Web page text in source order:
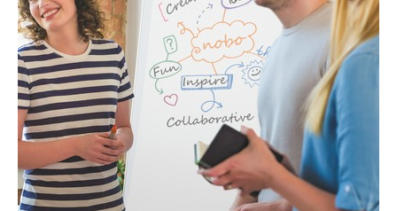
Capsatoare, capse si perforatoare
Caiete si blocnotesuri
Dosare, folii protectie si mape
Accesorii diverse pentru birou
Etichetare si ambalare
Arhivare si depozitare
Instrumente de scris
Pixuri de plastic